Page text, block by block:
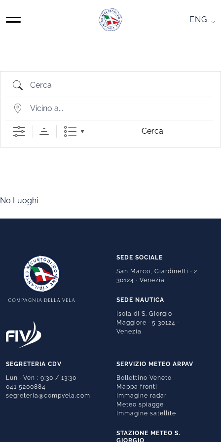
to
MAIN
ENG
LUOGHI
Cerca
Vicino
Cerca
No Luoghi
COMPAGNIA DELLA VELA
SEDE SOCIALE
San Marco, Giardinetti · 2
30124 · Venezia
SEDE NAUTICA
Isola di S. Giorgio
Maggiore · 5 30124 ·
Venezia
SEGRETERIA CDV
Lun · Ven : 9:30 / 13:30
041 5200884
segreteria@compvela.com
SERVIZIO METEO ARPAV
Bollettino Veneto
Mappa fronti
Immagine radar
Meteo spiagge
Immagine satellite
STAZIONE METEO S.
GIORGIO